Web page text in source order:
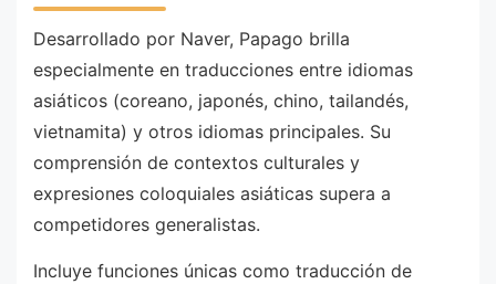
Desarrollado por Naver, Papago brilla
especialmente en traducciones entre idiomas
asiáticos (coreano, japonés, chino, tailandés,
vietnamita) y otros idiomas principales. Su
comprensión de contextos culturales y
expresiones coloquiales asiáticas supera a
competidores generalistas.
Incluye funciones únicas como traducción de